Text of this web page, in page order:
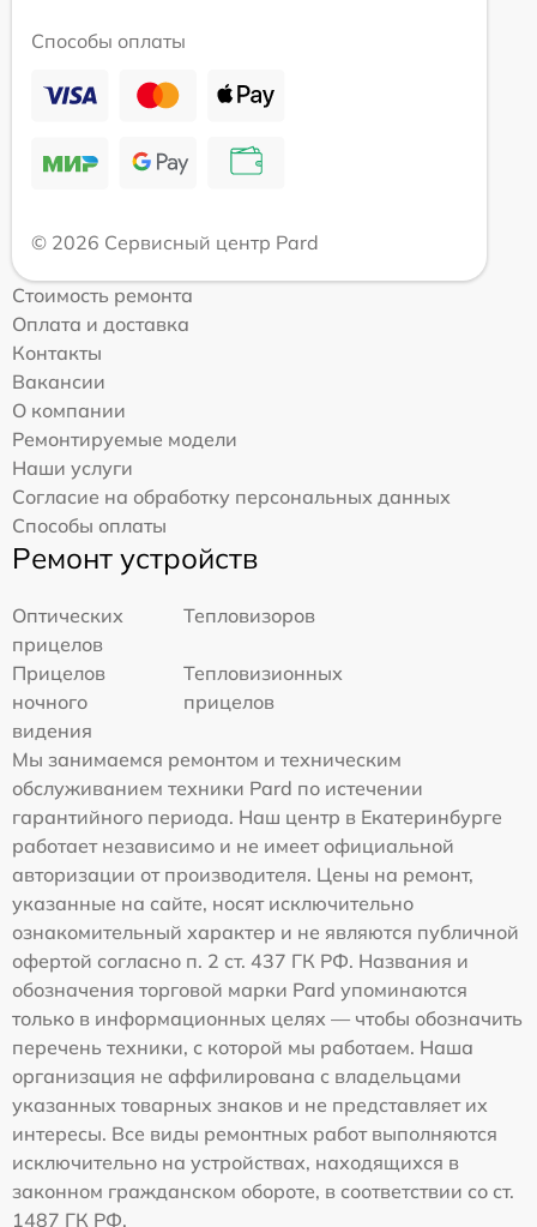
Способы оплаты
© 2026 Сервисный центр Pard
Стоимость ремонта
Оплата и доставка
Контакты
Вакансии
О компании
Ремонтируемые модели
Наши услуги
Согласие на обработку персональных данных
Способы оплаты
Ремонт устройств
Оптических
прицелов
Тепловизоров
Прицелов
ночного
видения
Тепловизионных
прицелов
Мы занимаемся ремонтом и техническим
обслуживанием техники Pard по истечении
гарантийного периода. Наш центр в Екатеринбурге
работает независимо и не имеет официальной
авторизации от производителя. Цены на ремонт,
указанные на сайте, носят исключительно
ознакомительный характер и не являются публичной
офертой согласно п. 2 ст. 437 ГК РФ. Названия и
обозначения торговой марки Pard упоминаются
только в информационных целях — чтобы обозначить
перечень техники, с которой мы работаем. Наша
организация не аффилирована с владельцами
указанных товарных знаков и не представляет их
интересы. Все виды ремонтных работ выполняются
исключительно на устройствах, находящихся в
законном гражданском обороте, в соответствии со ст.
1487 ГК РФ.